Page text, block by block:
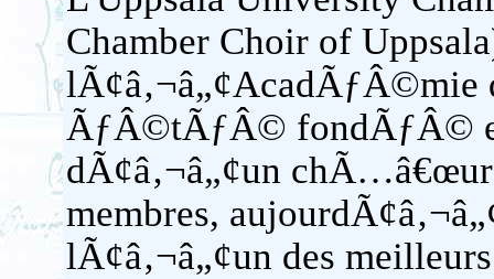
Chamber Choir of
lÃ¢â‚¬â„¢AcadÃƒÂ©mie
ÃƒÂ©tÃƒÂ© fondÃƒÂ©
dÃ¢â‚¬â„¢un
membres,
lÃ¢â‚¬â„¢un des